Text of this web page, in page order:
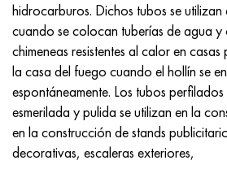
hidrocarburos. Dichos tubos se
cuando se colocan tuberías de agua y
chimeneas resistentes al calor en
la casa del fuego cuando el hollín se
espontáneamente. Los tubos
esmerilada y pulida se utilizan en la
en la construcción de stands
decorativas, escaleras exteriores,